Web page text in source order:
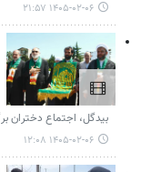
۱۴۰۵-۰۲-۰۶ ۲۱:۵۷
بیدگل، اجتماع دختران
۱۴۰۵-۰۲-۰۶ ۱۲:۰۸